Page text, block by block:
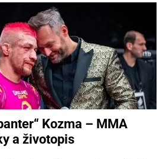
Kozma – MMA
a životopis